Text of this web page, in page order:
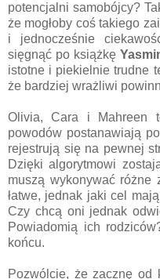
potencjalni samobójcy?
że mogłoby coś takiego
i jednocześnie
sięgnąć po książkę
istotne i piekielnie trudne
że bardziej wrażliwi
Olivia, Cara i Mahreen
powodów postanawiają
rejestrują się na pewnej
Dzięki algorytmowi
muszą wykonywać
łatwe, jednak jaki cel
Czy chcą oni jednak
Powiadomią ich
końcu.
Pozwólcie, że zacznę od